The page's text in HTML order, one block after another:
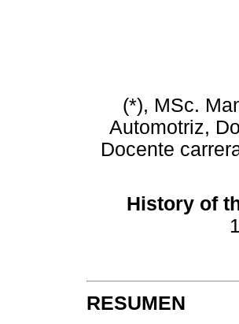
(*), MSc.
Automotriz,
Docente
History of
RESUMEN